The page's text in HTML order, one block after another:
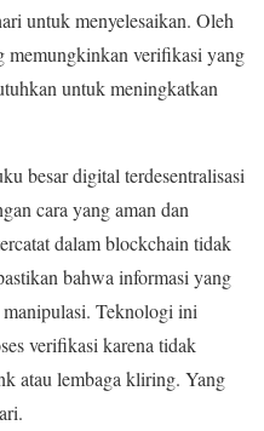
untuk menyelesaikan. Oleh
memungkinkan verifikasi yang
untuk meningkatkan
besar digital terdesentralisasi
cara yang aman dan
dalam blockchain tidak
bahwa informasi yang
Teknologi ini
verifikasi karena tidak
atau lembaga kliring. Yang